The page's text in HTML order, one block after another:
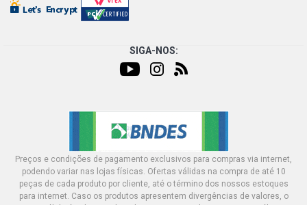
SIGA-NOS:
Preços e condições de pagamento exclusivos para compras via internet,
podendo variar nas lojas físicas. Ofertas válidas na compra de até 10
peças de cada produto por cliente, até o término dos nossos estoques
para internet. Caso os produtos apresentem divergências de valores, o